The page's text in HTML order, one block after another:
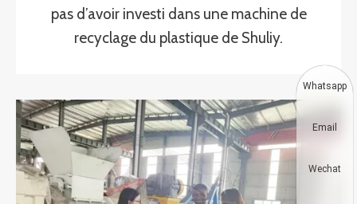
pas d’avoir investi dans une machine de
recyclage du plastique de Shuliy.
Whatsapp
Email
Wechat